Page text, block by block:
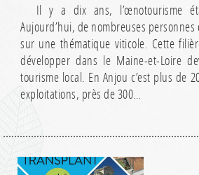
Il y a dix ans, l’œnotourisme
Aujourd’hui, de nombreuses
sur une thématique viticole. Cette
développer dans le Maine-et-Loire
tourisme local. En Anjou c’est plus de
exploitations, près de 300…